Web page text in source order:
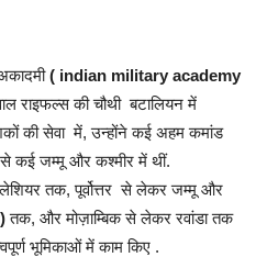
( indian military academy
राइफल्स की चौथी बटालियन में
की सेवा में, उन्होंने कई अहम कमांड
से कई जम्मू और कश्मीर में थीं.
तक, पूर्वोत्तर से लेकर जम्मू और
तक, और मोज़ाम्बिक से लेकर रवांडा तक
भूमिकाओं में काम किए .